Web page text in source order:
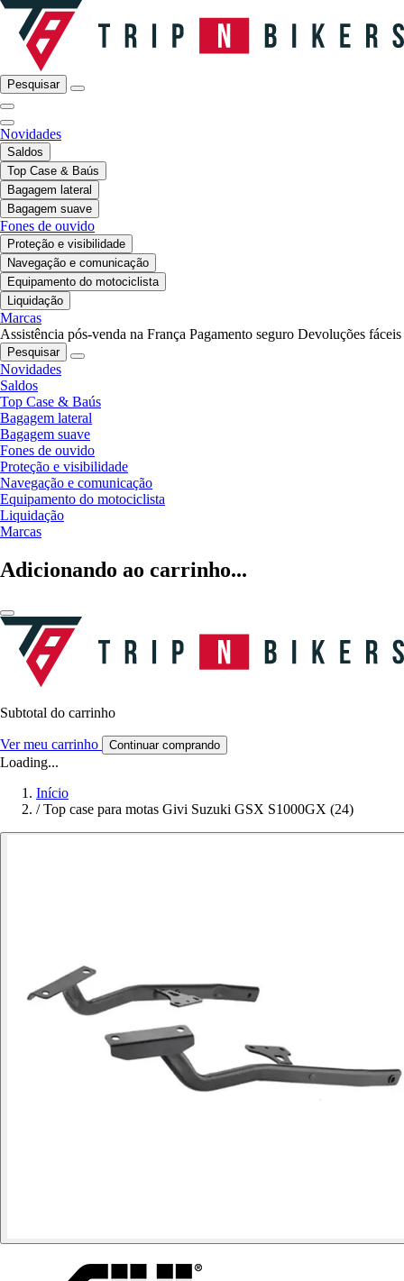
Pesquisar
Novidades
Saldos
Top Case & Baús
Bagagem lateral
Bagagem suave
Fones de ouvido
Proteção e visibilidade
Navegação e comunicação
Equipamento do motociclista
Liquidação
Marcas
Assistência pós-venda na França Pagamento seguro Devoluções fáceis
Pesquisar
Novidades
Saldos
Top Case & Baús
Bagagem lateral
Bagagem suave
Fones de ouvido
Proteção e visibilidade
Navegação e comunicação
Equipamento do motociclista
Liquidação
Marcas
Adicionando ao carrinho...
Subtotal do carrinho
Ver meu carrinho Continuar comprando
Loading...
Início
/ Top case para motas Givi Suzuki GSX S1000GX (24)